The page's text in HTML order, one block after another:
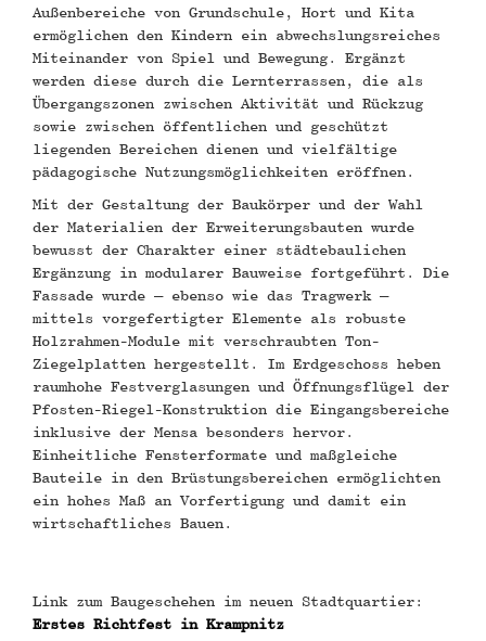
Außenbereiche von Grundschule, Hort und Kita
ermöglichen den Kindern ein abwechslungsreiches
Miteinander von Spiel und Bewegung. Ergänzt
werden diese durch die Lernterrassen, die als
Übergangszonen zwischen Aktivität und Rückzug
sowie zwischen öffentlichen und geschützt
liegenden Bereichen dienen und vielfältige
pädagogische Nutzungsmöglichkeiten eröffnen.
Mit der Gestaltung der Baukörper und der Wahl
der Materialien der Erweiterungsbauten wurde
bewusst der Charakter einer städtebaulichen
Ergänzung in modularer Bauweise fortgeführt. Die
Fassade wurde – ebenso wie das Tragwerk –
mittels vorgefertigter Elemente als robuste
Holzrahmen-Module mit verschraubten Ton-
Ziegelplatten hergestellt. Im Erdgeschoss heben
raumhohe Festverglasungen und Öffnungsflügel der
Pfosten-Riegel-Konstruktion die Eingangsbereiche
inklusive der Mensa besonders hervor.
Einheitliche Fensterformate und maßgleiche
Bauteile in den Brüstungsbereichen ermöglichten
ein hohes Maß an Vorfertigung und damit ein
wirtschaftliches Bauen.
Link zum Baugeschehen im neuen Stadtquartier:
Erstes Richtfest in Krampnitz